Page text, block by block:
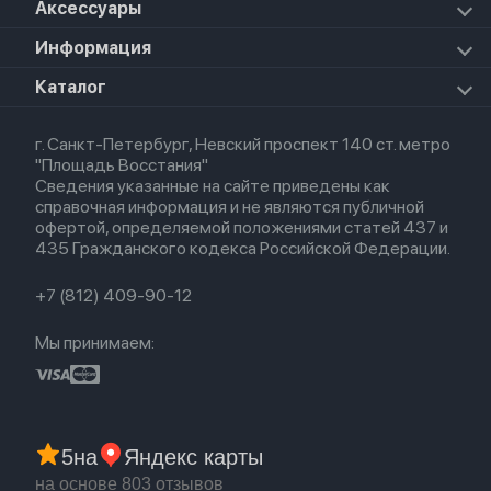
iPad Mini 7 (2024)
iPad Pro 11 M5 (2025)
Apple Watch Ultra
Apple Watch Series 8
Apple Watch SE 2022
Mac Studio
Airpods Pro 3
Airpods Pro
Airpods 3
Airpods (1-е)
EarPods
Apple Vision Pro
Apple TV
HomePod 2
Аксессуары
Для iPhone
Для Macbook
Информация
О магазине
Политика конфиденциальности
Оплата и доставка
Партнерская программа
Гарантия
Обмен и возврат
Бонусы
Каталог
Новые поступления
Популярное
Акции
г. Санкт-Петербург, Невский проспект 140 ст. метро
"Площадь Восстания"
Сведения указанные на сайте приведены как
справочная информация и не являются публичной
офертой, определяемой положениями статей 437 и
435 Гражданского кодекса Российской Федерации.
+7 (812) 409-90-12
Мы принимаем:
5на Яндекс карты
на основе 803 отзывов